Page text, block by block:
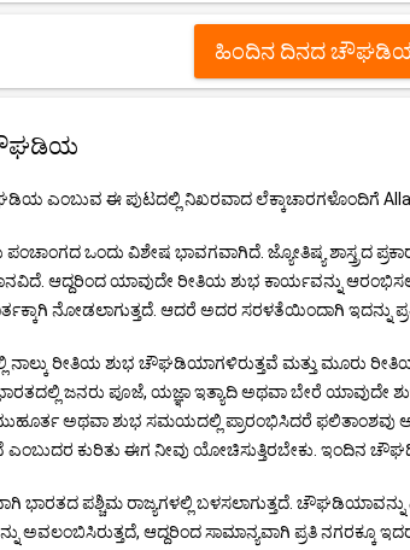
ಹಿಂದಿನ ದಿನದ
ಎಂಬುವ ಈ ಪುಟದಲ್ಲಿ ನಿಖರವಾದ ಲೆಕ್ಕಾಚಾರಗಳೊಂದಿಗೆ
ಒಂದು ವಿಶೇಷ ಭಾವಗವಾಗಿದೆ. ಜ್ಯೋತಿಷ್ಯ ಶಾಸ್ತ್ರದ
ಆದ್ದರಿಂದ ಯಾವುದೇ ರೀತಿಯ ಶುಭ ಕಾರ್ಯವನ್ನು
ನೋಡಲಾಗುತ್ತದೆ. ಆದರೆ ಅದರ ಸರಳತೆಯಿಂದಾಗಿ ಇದನ್ನು
ನಾಲ್ಕು ರೀತಿಯ ಶುಭ ಚೌಘಡಿಯಾಗಳಿರುತ್ತವೆ ಮತ್ತು
ಜನರು ಪೂಜೆ, ಯಜ್ಞಾ ಇತ್ಯಾದಿ ಅಥವಾ ಬೇರೆ ಯಾವುದೇ
ಅಥವಾ ಶುಭ ಸಮಯದಲ್ಲಿ ಪ್ರಾರಂಭಿಸಿದರೆ ಫಲಿತಾಂಶವು
ಎಂಬುದರ ಕುರಿತು ಈಗ ನೀವು ಯೋಚಿಸುತ್ತಿರಬೇಕು. ಇಂದಿನ
ಭಾರತದ ಪಶ್ಚಿಮ ರಾಜ್ಯಗಳಲ್ಲಿ ಬಳಸಲಾಗುತ್ತದೆ.
ಆದ್ದರಿಂದ ಸಾಮಾನ್ಯವಾಗಿ ಪ್ರತಿ ನಗರಕ್ಕೂ